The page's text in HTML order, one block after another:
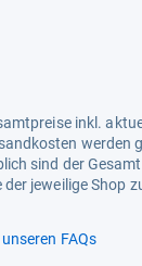
inkl.
werden
sind der
jeweilige Shop
FAQs